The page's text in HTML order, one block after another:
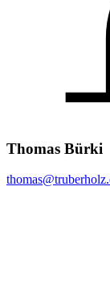
Thomas Bürki
thomas@